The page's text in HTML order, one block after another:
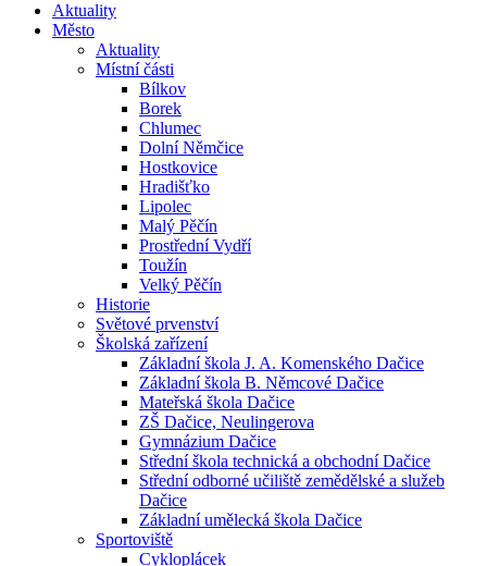
Aktuality
Město
Aktuality
Místní části
Bílkov
Borek
Chlumec
Dolní Němčice
Hostkovice
Hradišťko
Lipolec
Malý Pěčín
Prostřední Vydří
Toužín
Velký Pěčín
Historie
Světové prvenství
Školská zařízení
Základní škola J. A. Komenského Dačice
Základní škola B. Němcové Dačice
Mateřská škola Dačice
ZŠ Dačice, Neulingerova
Gymnázium Dačice
Střední škola technická a obchodní Dačice
Střední odborné učiliště zemědělské a služeb
Dačice
Základní umělecká škola Dačice
Sportoviště
Cykloplácek